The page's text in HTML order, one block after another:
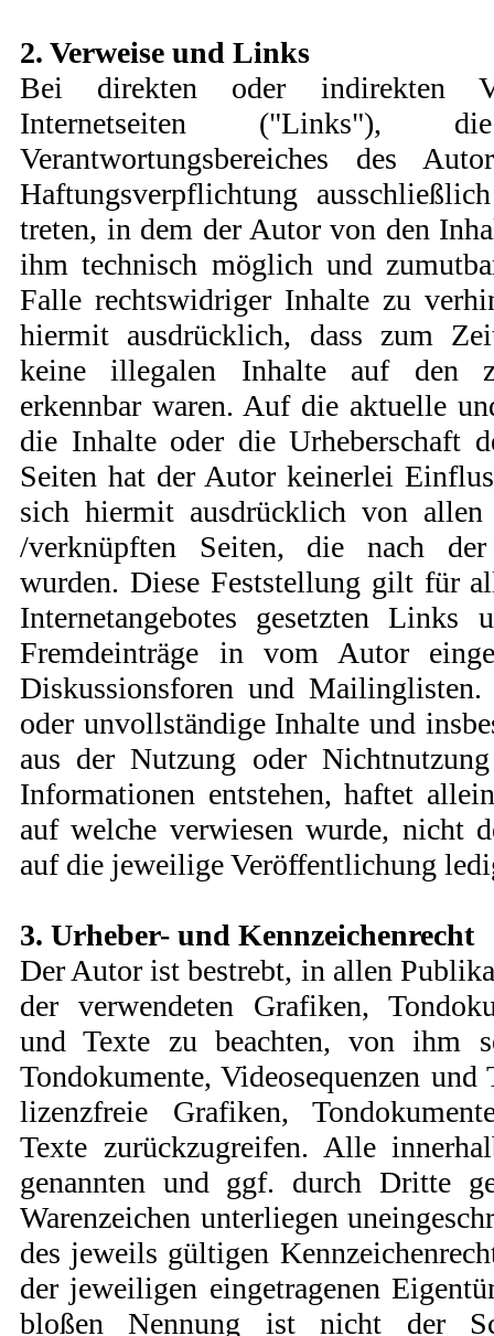
2. Verweise und Links
Bei direkten oder indirekten
Internetseiten ("Links"),
Verantwortungsbereiches des
Haftungsverpflichtung
treten, in dem der Autor von den
ihm technisch möglich und
Falle rechtswidriger Inhalte zu
hiermit ausdrücklich, dass zum
keine illegalen Inhalte auf den
erkennbar waren. Auf die aktuelle
die Inhalte oder die Urheberschaft
Seiten hat der Autor keinerlei
sich hiermit ausdrücklich von
/verknüpften Seiten, die nach
wurden. Diese Feststellung gilt für
Internetangebotes gesetzten Links
Fremdeinträge in vom Autor
Diskussionsforen und
oder unvollständige Inhalte und
aus der Nutzung oder Nichtnutzung
Informationen entstehen, haftet
auf welche verwiesen wurde, nicht
auf die jeweilige Veröffentlichung
3. Urheber- und Kennzeichenrecht
Der Autor ist bestrebt, in allen
der verwendeten Grafiken,
und Texte zu beachten, von ihm
Tondokumente, Videosequenzen
lizenzfreie Grafiken,
Texte zurückzugreifen. Alle
genannten und ggf. durch Dritte
Warenzeichen unterliegen
des jeweils gültigen
der jeweiligen eingetragenen
bloßen Nennung ist nicht der